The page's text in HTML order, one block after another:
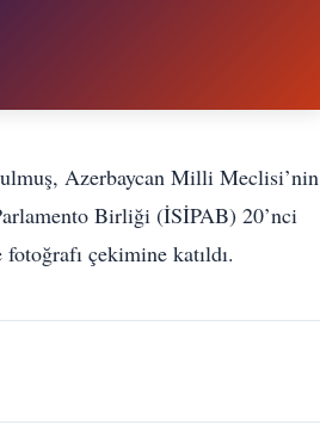
Azerbaycan Milli Meclisi’nin
Birliği (İSİPAB) 20’nci
çekimine katıldı.